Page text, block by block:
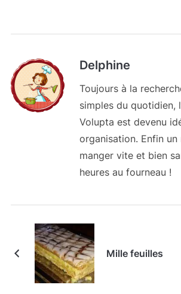
Delphine
Toujours à la
simples du quotidien,
Volupta est devenu
organisation. Enfin un
manger vite et bien
heures au fourneau !
Mille feuilles